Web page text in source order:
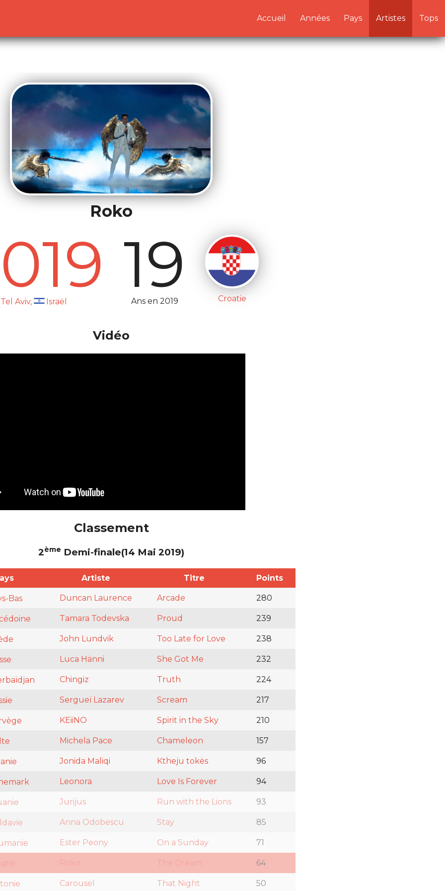
sent by (output started at /home/dekoh/eurovision/artistes.php:1) in
Tops
Artistes
Pays
Années
Accueil
Roko
Tel Aviv, Israël 19
Ans en 2019 Croatie
Vidéo
Classement
2ème Demi-finale(14 Mai 2019)
Artiste Titre Points
Bas Duncan Laurence Arcade 280
Tamara Todevska Proud 239
John Lundvik Too Late for Love 238
Luca Hänni She Got Me 232
Chingiz Truth 224
Sergueï Lazarev Scream 217
KEiiNO Spirit in the Sky 210
Michela Pace Chameleon 157
Jonida Maliqi Ktheju tokës 96
Leonora Love Is Forever 94
Jurijus Run with the Lions 93
Anna Odobescu Stay 85
Ester Peony On a Sunday 71
Roko The Dream 64
Carousel That Night 50